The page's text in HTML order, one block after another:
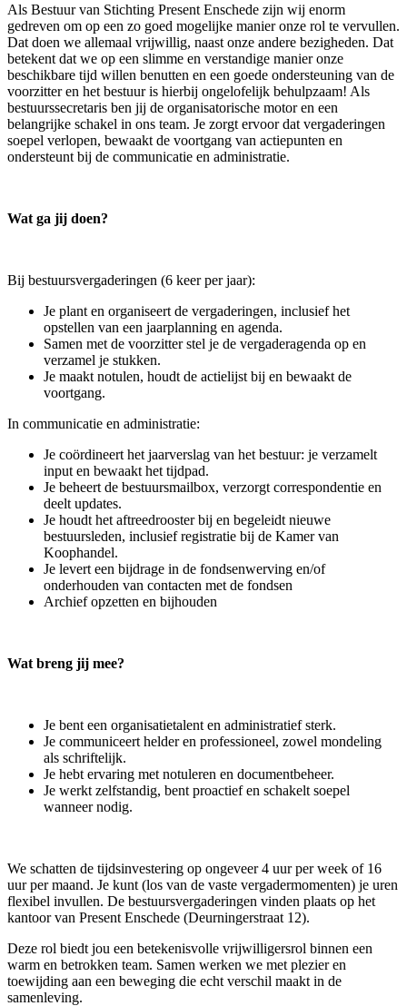
Als Bestuur van Stichting Present Enschede zijn wij enorm
gedreven om op een zo goed mogelijke manier onze rol te vervullen.
Dat doen we allemaal vrijwillig, naast onze andere bezigheden. Dat
betekent dat we op een slimme en verstandige manier onze
beschikbare tijd willen benutten en een goede ondersteuning van de
voorzitter en het bestuur is hierbij ongelofelijk behulpzaam! Als
bestuurssecretaris ben jij de organisatorische motor en een
belangrijke schakel in ons team. Je zorgt ervoor dat vergaderingen
soepel verlopen, bewaakt de voortgang van actiepunten en
ondersteunt bij de communicatie en administratie.
Wat ga jij doen?
Bij bestuursvergaderingen (6 keer per jaar):
Je plant en organiseert de vergaderingen, inclusief het
opstellen van een jaarplanning en agenda.
Samen met de voorzitter stel je de vergaderagenda op en
verzamel je stukken.
Je maakt notulen, houdt de actielijst bij en bewaakt de
voortgang.
In communicatie en administratie:
Je coördineert het jaarverslag van het bestuur: je verzamelt
input en bewaakt het tijdpad.
Je beheert de bestuursmailbox, verzorgt correspondentie en
deelt updates.
Je houdt het aftreedrooster bij en begeleidt nieuwe
bestuursleden, inclusief registratie bij de Kamer van
Koophandel.
Je levert een bijdrage in de fondsenwerving en/of
onderhouden van contacten met de fondsen
Archief opzetten en bijhouden
Wat breng jij mee?
Je bent een organisatietalent en administratief sterk.
Je communiceert helder en professioneel, zowel mondeling
als schriftelijk.
Je hebt ervaring met notuleren en documentbeheer.
Je werkt zelfstandig, bent proactief en schakelt soepel
wanneer nodig.
We schatten de tijdsinvestering op ongeveer 4 uur per week of 16
uur per maand. Je kunt (los van de vaste vergadermomenten) je uren
flexibel invullen. De bestuursvergaderingen vinden plaats op het
kantoor van Present Enschede (Deurningerstraat 12).
Deze rol biedt jou een betekenisvolle vrijwilligersrol binnen een
warm en betrokken team. Samen werken we met plezier en
toewijding aan een beweging die echt verschil maakt in de
samenleving.